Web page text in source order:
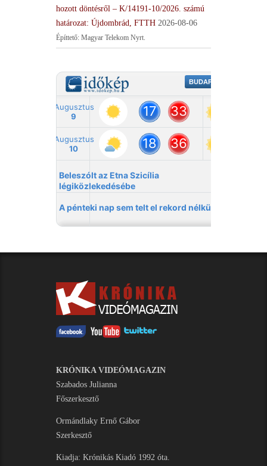
hozott döntésről – K/14191-10/2026. számú
határozat: Újdombrád, FTTH 2026-08-06
Építtető: Magyar Telekom Nyrt.
KRÓNIKA VIDEÓMAGAZIN
Szabados Julianna
Főszerkesztő
Ormándlaky Ernő Gábor
Szerkesztő
Kiadja: Krónikás Kiadó 1992 óta.